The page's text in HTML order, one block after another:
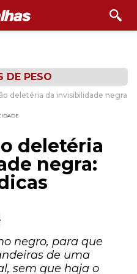
DE PESO
deletéria da invisibilidade negra:
deletéria
negra:
negro, para que
de uma
sem que haja o